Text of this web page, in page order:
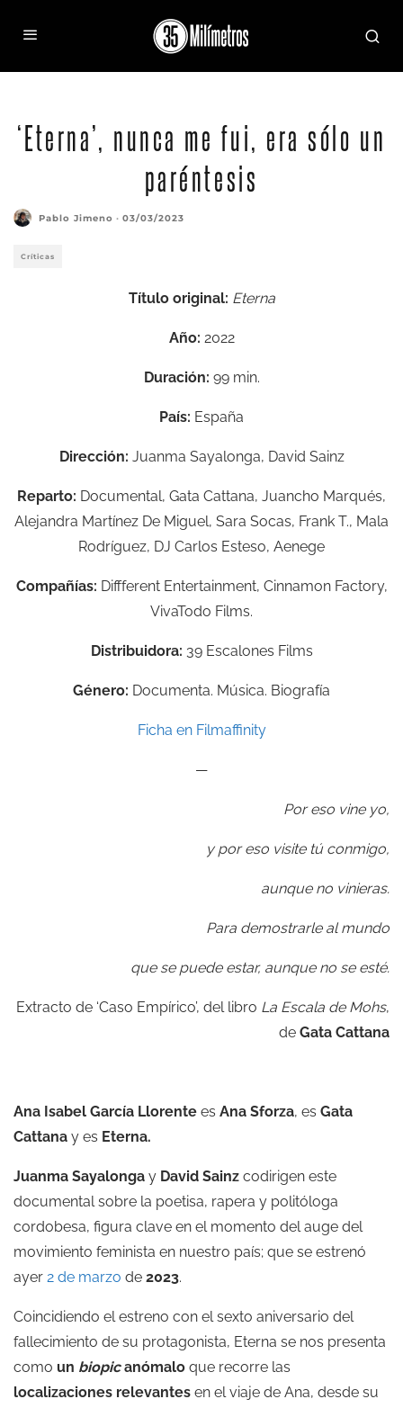
‘Eterna’, nunca me fui, era sólo un
paréntesis
Pablo Jimeno · 03/03/2023
Críticas
Título original: Eterna
Año: 2022
Duración: 99 min.
País: España
Dirección: Juanma Sayalonga, David Sainz
Reparto: Documental, Gata Cattana, Juancho Marqués,
Alejandra Martínez De Miguel, Sara Socas, Frank T., Mala
Rodríguez, DJ Carlos Esteso, Aenege
Compañías: Diffferent Entertainment, Cinnamon Factory,
VivaTodo Films.
Distribuidora: 39 Escalones Films
Género: Documenta. Música. Biografía
Ficha en Filmaffinity
—
Por eso vine yo,
y por eso visite tú conmigo,
aunque no vinieras.
Para demostrarle al mundo
que se puede estar, aunque no se esté.
Extracto de ‘Caso Empírico’, del libro La Escala de Mohs,
de Gata Cattana
Ana Isabel García Llorente es Ana Sforza, es Gata
Cattana y es Eterna.
Juanma Sayalonga y David Sainz codirigen este
documental sobre la poetisa, rapera y politóloga
cordobesa, figura clave en el momento del auge del
movimiento feminista en nuestro país; que se estrenó
ayer 2 de marzo de 2023.
Coincidiendo el estreno con el sexto aniversario del
fallecimiento de su protagonista, Eterna se nos presenta
como un biopicanómalo que recorre las
localizaciones relevantes en el viaje de Ana, desde su